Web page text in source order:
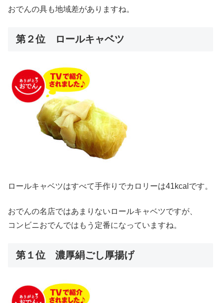
おでんの具も地域差がありますね。
第２位 ロールキャベツ
ロールキャベツはすべて手作りでカロリーは41kcalです。
おでんの名店ではあまりないロールキャベツですが、
コンビニおでんではもう定番になっていますね。
第１位 濃厚絹ごし厚揚げ